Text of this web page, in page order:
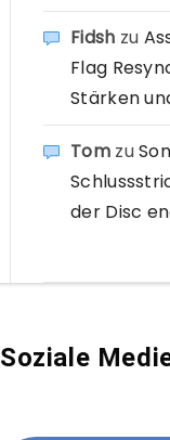
Fidsh zu
Flag
Stärken
Tomzu
der Disc
Soziale